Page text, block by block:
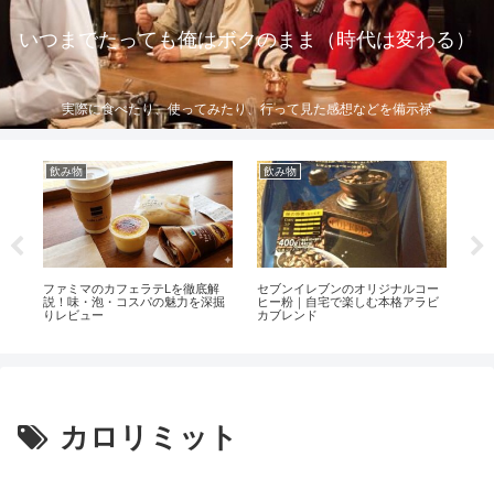
いつまでたっても俺はボクのまま（時代は変わる）
実際に食べたり、使ってみたり、行って見た感想などを備示禄
飲み物
ファミマのカフェラテLを徹底解
説！味・泡・コスパの魅力を深掘
りレビュー
飲み物
セブンイレブンのオリジナルコー
ヒー粉｜自宅で楽しむ本格アラビ
カブレンド
カロリミット